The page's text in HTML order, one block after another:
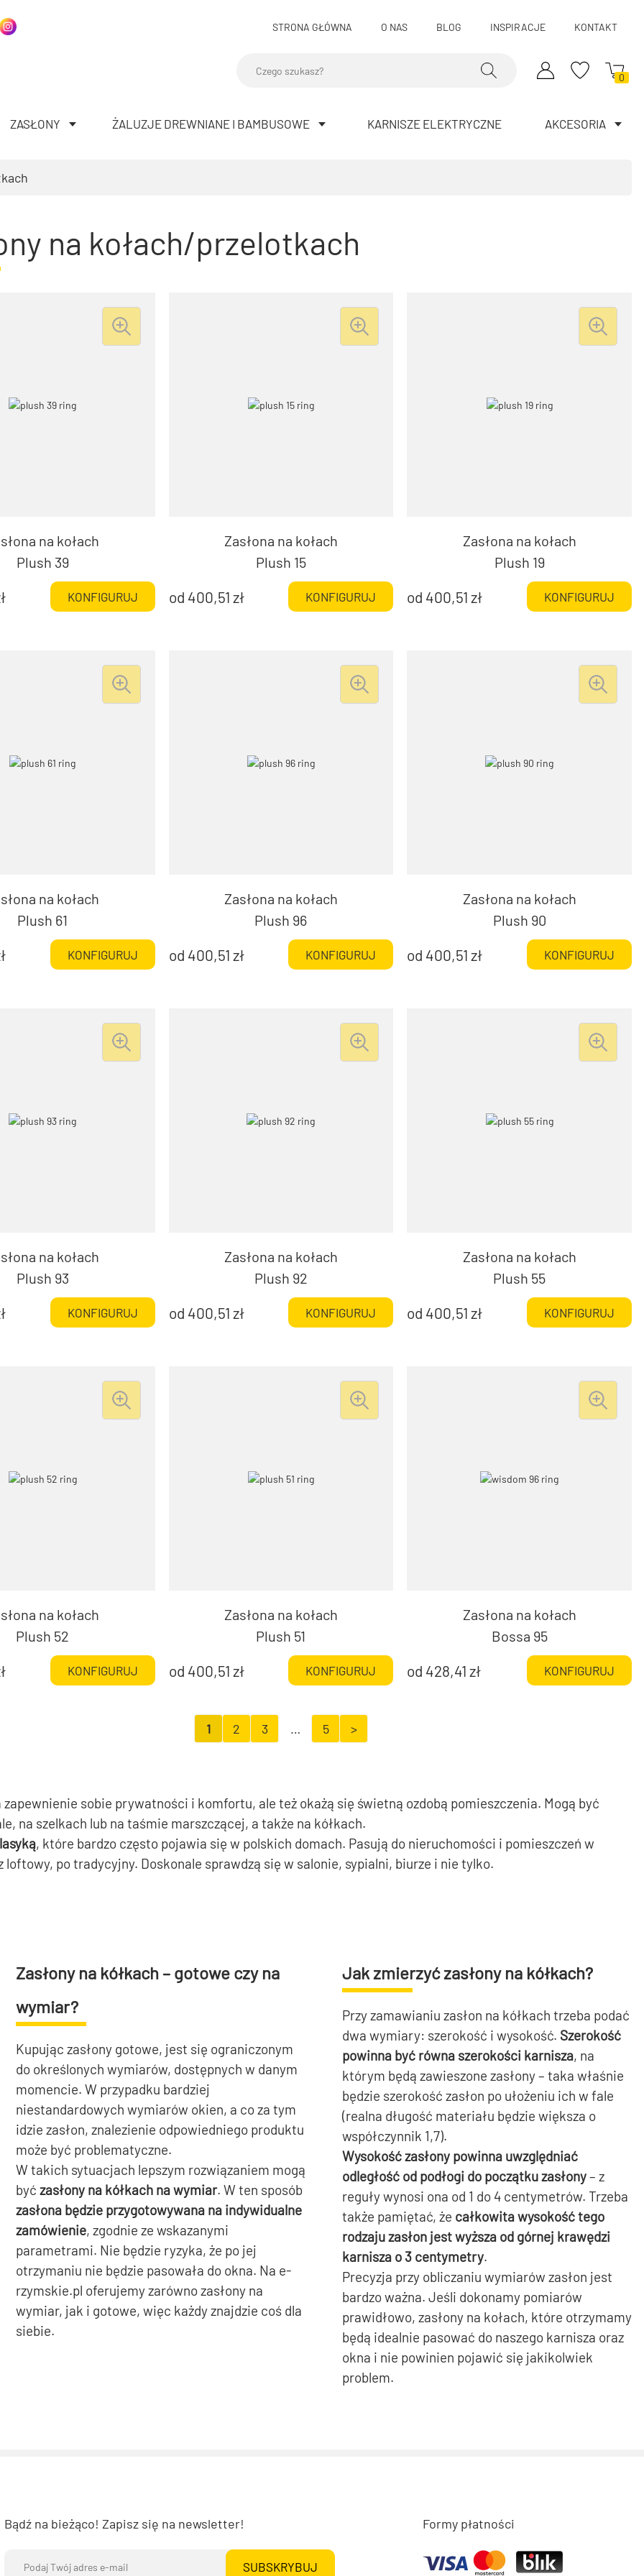
STRONA GŁÓWNA O NAS BLOG INSPIRACJE KONTAKT
0
ZASŁONY ŻALUZJE DREWNIANE I BAMBUSOWE KARNISZE ELEKTRYCZNE AKCESORIA
na kołach/przelotkach
na kołach
Plush 39
KONFIGURUJ
Zasłona na kołach
Plush 15
od 400,51 zł KONFIGURUJ
Zasłona na kołach
Plush 19
od 400,51zł KONFIGURUJ
na kołach
Plush 61
KONFIGURUJ
Zasłona na kołach
Plush 96
od 400,51 zł KONFIGURUJ
Zasłona na kołach
Plush 90
od 400,51zł KONFIGURUJ
na kołach
Plush 93
KONFIGURUJ
Zasłona na kołach
Plush 92
od 400,51 zł KONFIGURUJ
Zasłona na kołach
Plush 55
od 400,51zł KONFIGURUJ
na kołach
Plush 52
KONFIGURUJ
Zasłona na kołach
Plush 51
od 400,51 zł KONFIGURUJ
Zasłona na kołach
Bossa 95
od 428,41zł KONFIGURUJ
1 2 3 … 5 >
sobie prywatności i komfortu, ale też okażą się świetną ozdobą pomieszczenia. Mogą być
na szelkach lub na taśmie marszczącej, a także na kółkach.
, które bardzo często pojawia się w polskich domach. Pasują do nieruchomości i pomieszczeń w
po tradycyjny. Doskonale sprawdzą się w salonie, sypialni, biurze i nie tylko.
Zasłony na kółkach – gotowe czy na
wymiar?
Kupując zasłony gotowe, jest się ograniczonym
do określonych wymiarów, dostępnych w danym
momencie. W przypadku bardziej
niestandardowych wymiarów okien, a co za tym
idzie zasłon, znalezienie odpowiedniego produktu
może być problematyczne.
W takich sytuacjach lepszym rozwiązaniem mogą
być zasłony na kółkach na wymiar. W ten sposób
zasłona będzie przygotowywana na indywidualne
zamówienie, zgodnie ze wskazanymi
parametrami. Nie będzie ryzyka, że po jej
otrzymaniu nie będzie pasowała do okna. Na e-
rzymskie.pl oferujemy zarówno zasłony na
wymiar, jak i gotowe, więc każdy znajdzie coś dla
siebie.
Jak zmierzyć zasłony na kółkach?
Przy zamawianiu zasłon na kółkach trzeba podać
dwa wymiary: szerokość i wysokość. Szerokość
powinna być równa szerokości karnisza, na
którym będą zawieszone zasłony – taka właśnie
będzie szerokość zasłon po ułożeniu ich w fale
(realna długość materiału będzie większa o
współczynnik 1,7).
Wysokość zasłony powinna uwzględniać
odległość od podłogi do początku zasłony– z
reguły wynosi ona od 1 do 4 centymetrów. Trzeba
także pamiętać, że całkowita wysokość tego
rodzaju zasłon jest wyższa od górnej krawędzi
karnisza o 3 centymetry.
Precyzja przy obliczaniu wymiarów zasłon jest
bardzo ważna. Jeśli dokonamy pomiarów
prawidłowo, zasłony na kołach, które otrzymamy
będą idealnie pasować do naszego karnisza oraz
okna i nie powinien pojawić się jakikolwiek
problem.
Bądź na bieżąco! Zapisz się na newsletter!
SUBSKRYBUJ
Formy płatności